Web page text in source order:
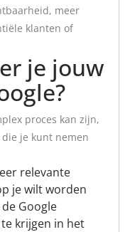
meer
klanten of
je jouw
proces kan zijn,
je kunt nemen
relevante
je wilt worden
Google
krijgen in het